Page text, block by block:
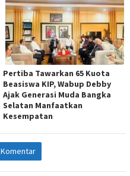
Pertiba Tawarkan 65 Kuota
Beasiswa KIP, Wabup Debby
Ajak Generasi Muda Bangka
Selatan Manfaatkan
Kesempatan